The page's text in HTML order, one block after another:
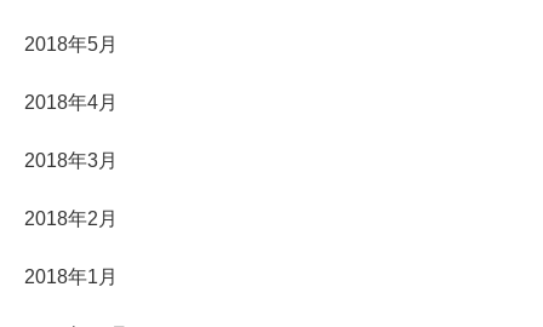
2018年5月
2018年4月
2018年3月
2018年2月
2018年1月